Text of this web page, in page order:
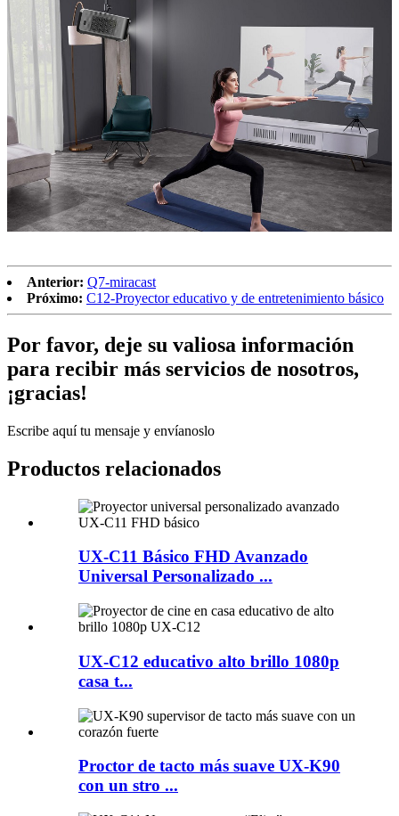
Anterior: Q7-miracast
Próximo: C12-Proyector educativo y de entretenimiento básico
Por favor, deje su valiosa información
para recibir más servicios de nosotros,
¡gracias!
Escribe aquí tu mensaje y envíanoslo
Productos relacionados
UX-C11 Básico FHD Avanzado
Universal Personalizado ...
UX-C12 educativo alto brillo 1080p
casa t...
Proctor de tacto más suave UX-K90
con un stro ...